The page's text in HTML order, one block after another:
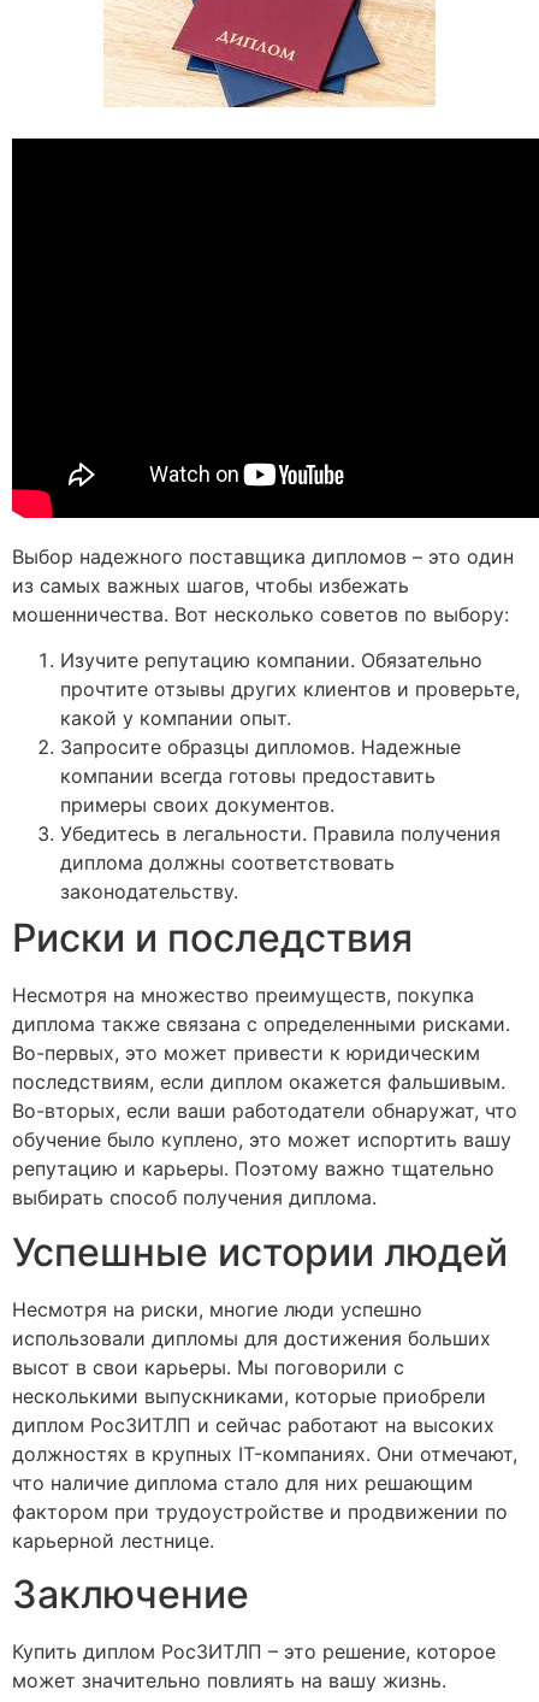
Выбор надежного поставщика дипломов – это один
из самых важных шагов, чтобы избежать
мошенничества. Вот несколько советов по выбору:
Изучите репутацию компании. Обязательно
прочтите отзывы других клиентов и проверьте,
какой у компании опыт.
Запросите образцы дипломов. Надежные
компании всегда готовы предоставить
примеры своих документов.
Убедитесь в легальности. Правила получения
диплома должны соответствовать
законодательству.
Риски и последствия
Несмотря на множество преимуществ, покупка
диплома также связана с определенными рисками.
Во-первых, это может привести к юридическим
последствиям, если диплом окажется фальшивым.
Во-вторых, если ваши работодатели обнаружат, что
обучение было куплено, это может испортить вашу
репутацию и карьеры. Поэтому важно тщательно
выбирать способ получения диплома.
Успешные истории людей
Несмотря на риски, многие люди успешно
использовали дипломы для достижения больших
высот в свои карьеры. Мы поговорили с
несколькими выпускниками, которые приобрели
диплом РосЗИТЛП и сейчас работают на высоких
должностях в крупных IT-компаниях. Они отмечают,
что наличие диплома стало для них решающим
фактором при трудоустройстве и продвижении по
карьерной лестнице.
Заключение
Купить диплом РосЗИТЛП – это решение, которое
может значительно повлиять на вашу жизнь.